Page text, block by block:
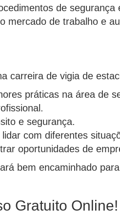
de segurança
mercado de trabalho e
carreira de vigia de
práticas na área de
e segurança.
com diferentes
oportunidades de
bem encaminhado
Gratuito Online!